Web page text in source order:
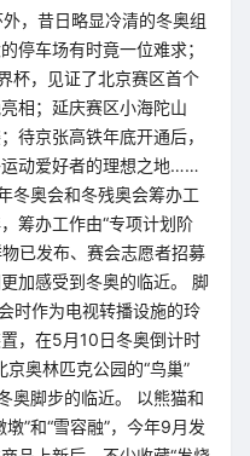
，昔日略显冷清的冬奥组
停车场有时竟一位难求；
杯，见证了北京赛区首个
相；延庆赛区小海陀山
待京张高铁年底开通后，
动爱好者的理想之地……
冬奥会和冬残奥会筹办工
筹办工作由“专项计划阶
已发布、赛会志愿者招募
加感受到冬奥的临近。 脚
时作为电视转播设施的玲
，在5月10日冬奥倒计时
奥林匹克公园的“鸟巢”
奥脚步的临近。 以熊猫和
”和“雪容融”，今年9月发